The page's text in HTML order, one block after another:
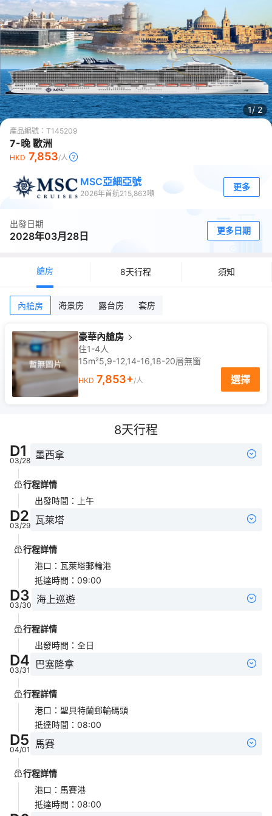
1/ 2
產品編號： T145209
7-晚 歐洲
HKD 7,853/人
MSC亞細亞號
2026年首航215,863噸
更多
出發日期
2028年03月28日 更多日期
艙房 8天行程 須知
內艙房 海景房 露台房 套房
豪華內艙房
住1-4人
15m²5,9-12,14-16,18-20層無窗
HKD 7,853+/人 選擇
8天行程
D1
03/28 墨西拿
行程詳情
出發時間 ： 上午
D2
03/29 瓦萊塔
行程詳情
港口 ： 瓦萊塔郵輪港
抵達時間 ： 09:00
D3
03/30 海上巡遊
行程詳情
出發時間 ： 全日
D4
03/31 巴塞隆拿
行程詳情
港口 ： 聖貝特蘭郵輪碼頭
抵達時間 ： 08:00
D5
04/01 馬賽
行程詳情
港口 ： 馬賽港
抵達時間 ： 08:00